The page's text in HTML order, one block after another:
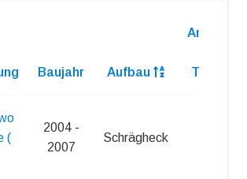
Baujahr Aufbau
Anzahl
Turen
(
2004 -
2007
Schrägheck